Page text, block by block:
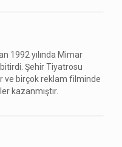
1992 yılında Mimar
Şehir Tiyatrosu
ve birçok reklam filminde
kazanmıştır.